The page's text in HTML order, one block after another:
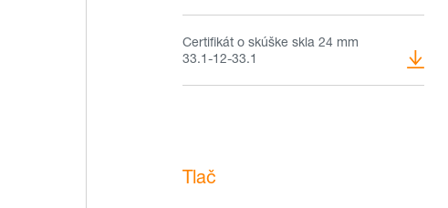
Certifikát o skúške skla 24 mm
33.1-12-33.1
Tlač